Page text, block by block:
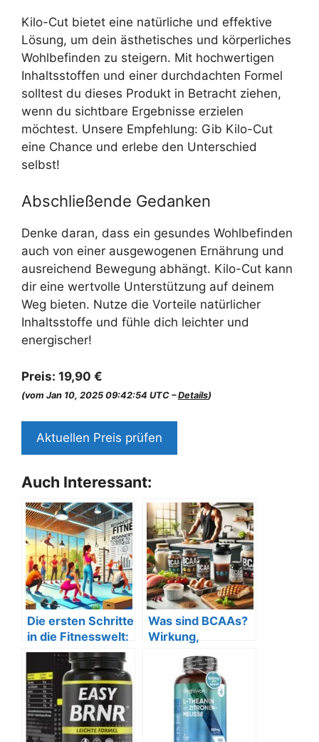
Kilo-Cut bietet eine natürliche und effektive
Lösung, um dein ästhetisches und körperliches
Wohlbefinden zu steigern. Mit hochwertigen
Inhaltsstoffen und einer durchdachten Formel
solltest du dieses Produkt in Betracht ziehen,
wenn du sichtbare Ergebnisse erzielen
möchtest. Unsere Empfehlung: Gib Kilo-Cut
eine Chance und erlebe den Unterschied
selbst!
Abschließende Gedanken
Denke daran, dass ein gesundes Wohlbefinden
auch von einer ausgewogenen Ernährung und
ausreichend Bewegung abhängt. Kilo-Cut kann
dir eine wertvolle Unterstützung auf deinem
Weg bieten. Nutze die Vorteile natürlicher
Inhaltsstoffe und fühle dich leichter und
energischer!
Preis: 19,90 €
(vom Jan 10, 2025 09:42:54 UTC –Details)
Aktuellen Preis prüfen
Auch Interessant:
Die ersten Schritte
in die Fitnesswelt:
Ein
Anfängerleitfaden
Was sind BCAAs?
Wirkung,
Vorteile im
Überblick